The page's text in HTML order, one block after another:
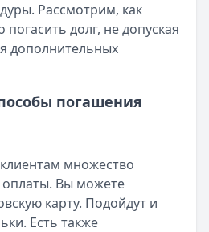
Рассмотрим, как
долг, не допуская
дополнительных
погашения
множество
Вы можете
карту. Подойдут и
Есть также